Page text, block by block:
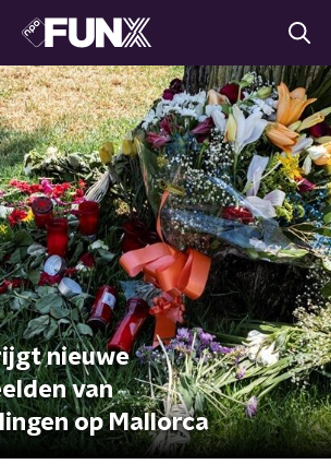
nieuwe
van
op Mallorca